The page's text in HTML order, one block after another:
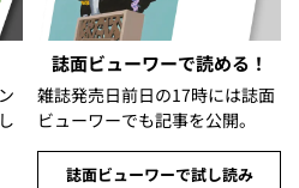
誌面ビューワーで読める！
雑誌発売日前日の17時には誌面
ビューワーでも記事を公開。
誌面ビューワーで試し読み